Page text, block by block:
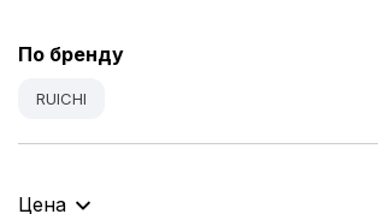
По бренду
RUICHI
Цена